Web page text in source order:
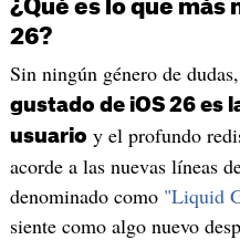
¿Qué es lo que más
26?
Sin ningún género de dudas,
gustado de iOS 26 es
usuario y el profundo
acorde a las nuevas líneas
denominado como "Liquid
siente como algo nuevo